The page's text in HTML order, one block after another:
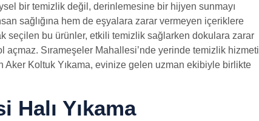
bir temizlik değil, derinlemesine bir hijyen sunmayı
sağlığına hem de eşyalara zarar vermeyen içeriklere
seçilen bu ürünler, etkili temizlik sağlarken dokulara zarar
açmaz. Sırameşeler Mahallesi’nde yerinde temizlik hizmeti
Koltuk Yıkama, evinize gelen uzman ekibiyle birlikte
Halı Yıkama